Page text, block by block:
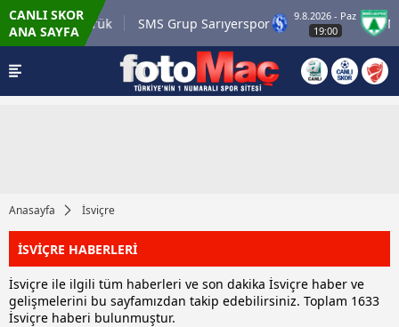
CANLI SKOR
ANA SAYFA
Karagümrük SMS Grup Sarıyerspor
9.8.2026 - Paz
19:00
Anasayfa İsviçre
İSVİÇRE HABERLERİ
İsviçre ile ilgili tüm haberleri ve son dakika İsviçre haber ve
gelişmelerini bu sayfamızdan takip edebilirsiniz. Toplam 1633
İsviçre haberi bulunmuştur.